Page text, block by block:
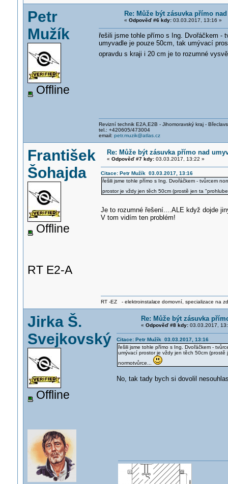
Petr
Mužík
Offline
Re: Může být zásuvka přímo
« Odpověď #6 kdy:03.03.2017, 13:16 »
řešili jsme tohle přímo s Ing. Dvořáčkem -
umyvadle je pouze 50cm, tak umývací
opravdu s kraji i 20 cm je to rozumné
Revizní technik E2A,E2B - Jihomoravský kraj -
tel.: +420605/473004
email: petr.muzik@atlas.cz
František
Šohajda
Offline
RT E2-A
Re: Může být zásuvka přímo nad
« Odpověď #7 kdy:03.03.2017, 13:22 »
Citace: Petr Mužík 03.03.2017, 13:16
řešili jsme tohle přímo s Ing. Dvořáčkem - tvůrcem
prostor je vždy jen těch 50cm (prostě jen ta
Je to rozumné řešení....ALE když dojde
V tom vidím ten problém!
RT -EZ - elektroinstalace domovní, specializace na
Jirka Š.
Svejkovský
Offline
Re: Může být zásuvka
« Odpověď #8 kdy:03.03.2017,
Citace: Petr Mužík 03.03.2017, 13:16
řešili jsme tohle přímo s Ing. Dvořáčkem -
umývací prostor je vždy jen těch 50cm
normotvůrce...
No, tak tady bych si dovolil